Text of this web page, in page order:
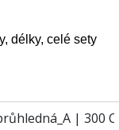
délky, celé sety